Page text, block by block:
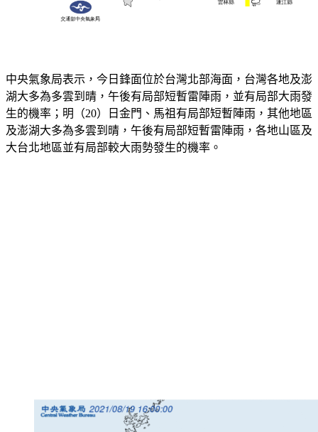
湖大多為多雲到晴，午後有局部短暫雷陣雨，並有局部大雨發
生的機率；明（20）日金門、馬祖有局部短暫陣雨，其他地區
及澎湖大多為多雲到晴，午後有局部短暫雷陣雨，各地山區及
大台北地區並有局部較大雨勢發生的機率。